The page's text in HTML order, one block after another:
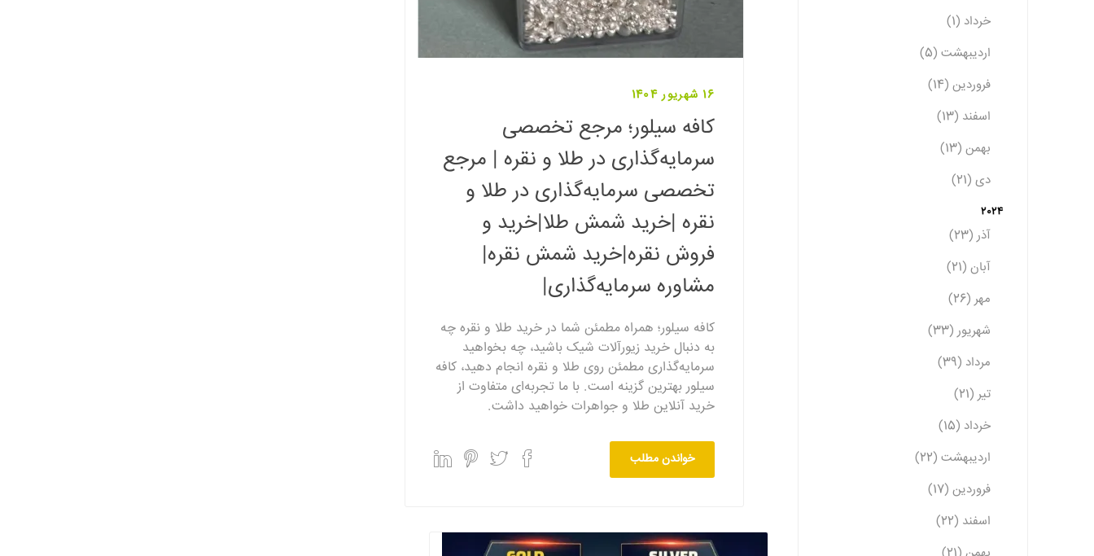
16 شهریور 1404
کافه سیلور؛ مرجع تخصصی
سرمایه‌گذاری در طلا و نقره | مرجع
تخصصی سرمایه‌گذاری در طلا و
نقره |خرید شمش طلا|خرید و
فروش نقره|خرید شمش نقره|
مشاوره سرمایه‌گذاری|
کافه سیلور؛ همراه مطمئن شما در خرید طلا و نقره چه
به دنبال خرید زیورآلات شیک باشید، چه بخواهید
سرمایه‌گذاری مطمئن روی طلا و نقره انجام دهید، کافه
سیلور بهترین گزینه است. با ما تجربه‌ای متفاوت از
خرید آنلاین طلا و جواهرات خواهید داشت.
خواندن مطلب
خرداد (1)
اردیبهشت (5)
فروردین (14)
اسفند (13)
بهمن (13)
دی (21)
2024
آذر (23)
آبان (21)
مهر (26)
شهریور (33)
مرداد (39)
تیر (21)
خرداد (15)
اردیبهشت (22)
فروردین (17)
اسفند (22)